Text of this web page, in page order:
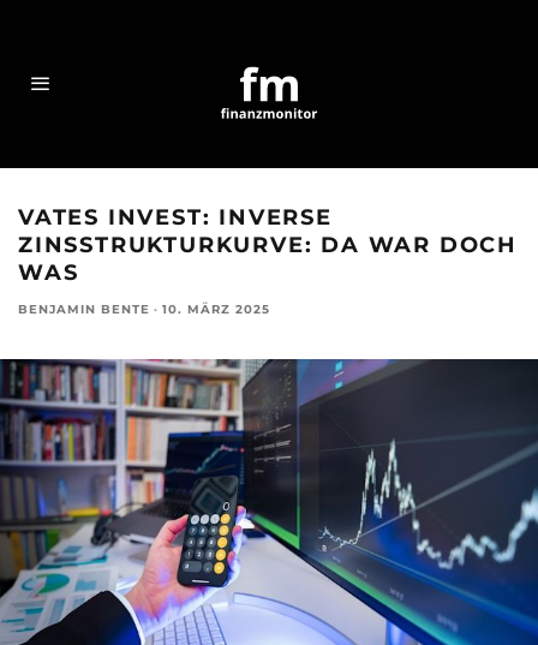
VATES INVEST: INVERSE
ZINSSTRUKTURKURVE: DA WAR DOCH
WAS
BENJAMIN BENTE · 10. MÄRZ 2025